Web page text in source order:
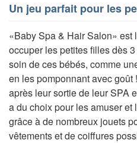
Un jeu parfait pour les
«Baby Spa & Hair Salon» est
occuper les petites filles dès
soin de ces bébés, comme
en les pomponnant avec goût
après leur sortie de leur SPA
a du choix pour les amuser
grâce à de nombreux jouets
vêtements et de coiffures